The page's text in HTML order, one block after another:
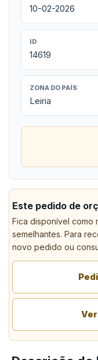
10-02-2026
ID
14619
ZONA DO PAÍS
Leiria
Este pedido de
Fica disponível como
semelhantes. Para
novo pedido ou